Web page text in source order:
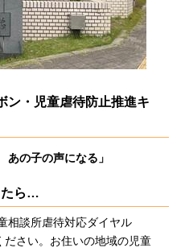
ン・児童虐待防止推進キ
の子の声になる」
たら…
相談所虐待対応ダイヤル
さい。お住いの地域の児童